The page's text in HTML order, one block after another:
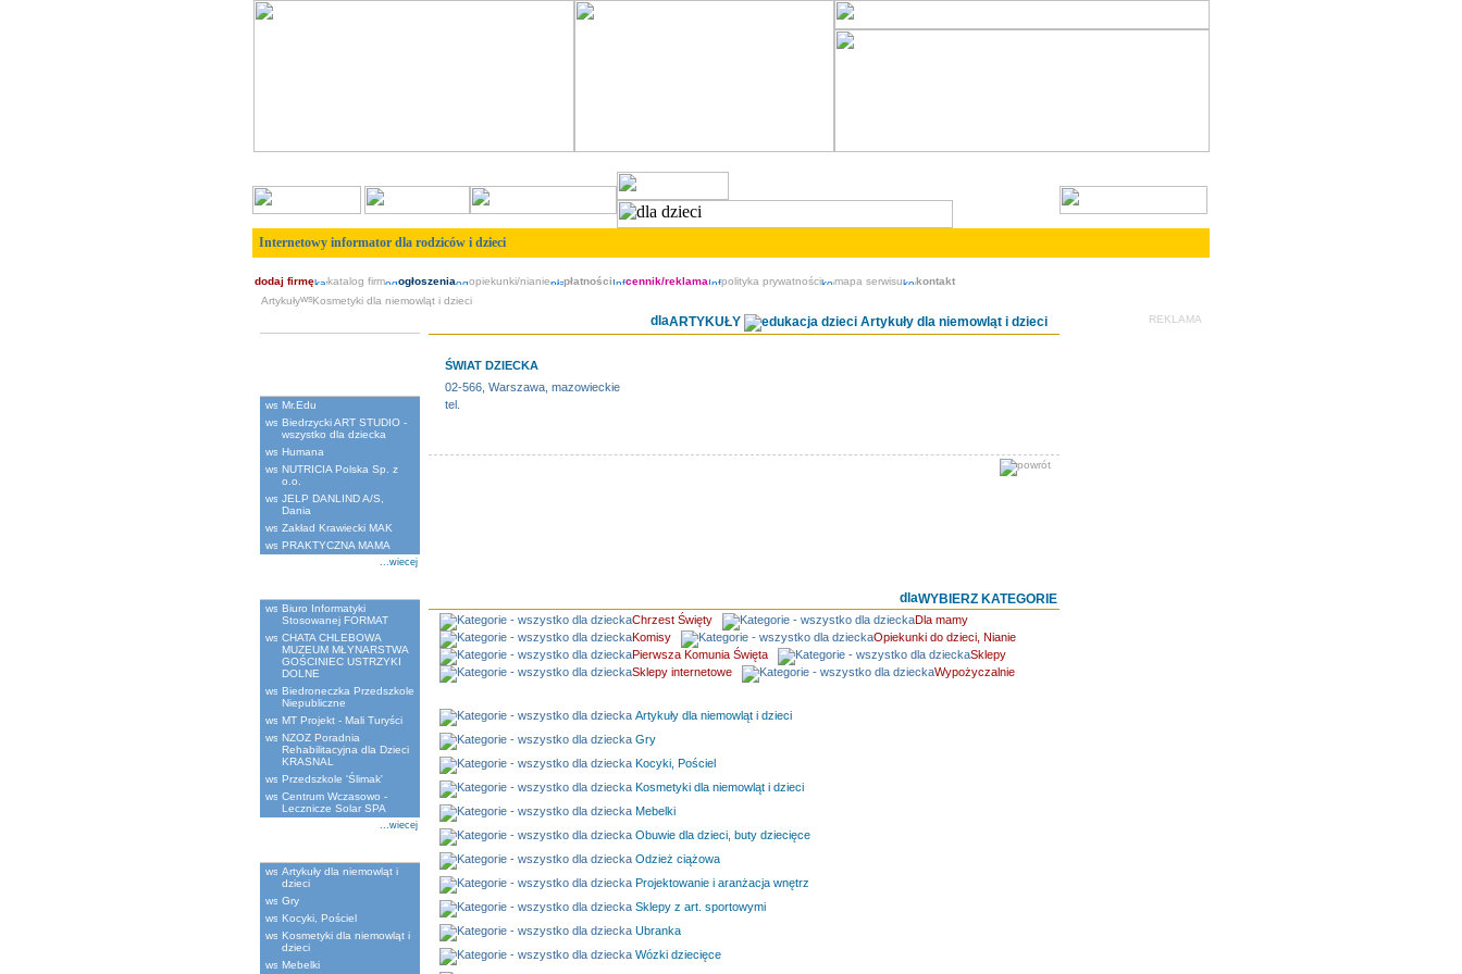
Internetowy informator dla rodziców i dzieci
dodaj firmę katalog firm ogłoszenia opiekunki/nianie płatności cennik/reklama polityka prywatności mapa serwisu
kontakt
Artykuły
Kosmetyki dla niemowląt i dzieci
Mr.Edu
Biedrzycki ART STUDIO -
wszystko dla dziecka
Humana
NUTRICIA Polska Sp. z
o.o.
JELP DANLIND A/S,
Dania
Zakład Krawiecki MAK
PRAKTYCZNA MAMA
...wiecej
Biuro Informatyki
Stosowanej FORMAT
CHATA CHLEBOWA
MUZEUM MŁYNARSTWA
GOŚCINIEC USTRZYKI
DOLNE
Biedroneczka Przedszkole
Niepubliczne
MT Projekt - Mali Turyści
NZOZ Poradnia
Rehabilitacyjna dla Dzieci
KRASNAL
Przedszkole 'Ślimak'
Centrum Wczasowo -
Lecznicze Solar SPA
...wiecej
Artykuły dla niemowląt i
dzieci
Gry
Kocyki, Pościel
Kosmetyki dla niemowląt i
dzieci
Mebelki
ARTYKUŁY Artykuły dla niemowląt i dzieci
ŚWIAT DZIECKA
02-566, Warszawa, mazowieckie
tel.
WYBIERZ KATEGORIE
Chrzest Święty
Dla mamy
Komisy
Opiekunki do dzieci, Nianie
Pierwsza Komunia Święta
Sklepy
Sklepy internetowe
Wypożyczalnie
Artykuły dla niemowląt i dzieci
Gry
Kocyki, Pościel
Kosmetyki dla niemowląt i dzieci
Mebelki
Obuwie dla dzieci, buty dziecięce
Odzież ciążowa
Projektowanie i aranżacja wnętrz
Sklepy z art. sportowymi
Ubranka
Wózki dziecięce
REKLAMA